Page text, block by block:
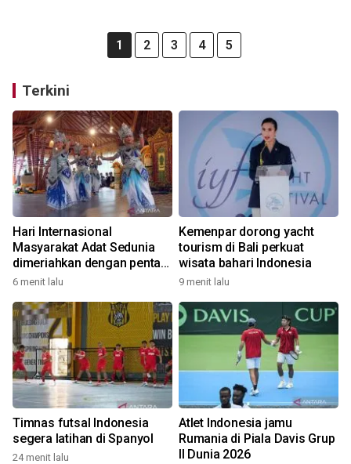
1 2 3 4 5
Terkini
Hari Internasional
Masyarakat Adat Sedunia
dimeriahkan dengan pentas
seni budaya Bali
6 menit lalu
Kemenpar dorong yacht
tourism di Bali perkuat
wisata bahari Indonesia
9 menit lalu
Timnas futsal Indonesia
segera latihan di Spanyol
24 menit lalu
Atlet Indonesia jamu
Rumania di Piala Davis Grup
II Dunia 2026